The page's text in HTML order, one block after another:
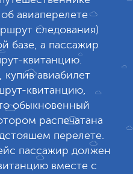
авиаперелете
следования)
базе, а пассажир
квитанцию.
авиабилет
квитанцию,
обыкновенный
распечатана
перелете.
пассажир должен
вместе с